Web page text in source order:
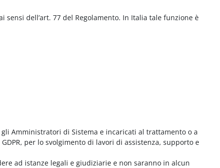
sensi dell’art. 77 del Regolamento. In Italia tale funzione è
Amministratori di Sistema e incaricati al trattamento o a
per lo svolgimento di lavori di assistenza, supporto e
ad istanze legali e giudiziarie e non saranno in alcun